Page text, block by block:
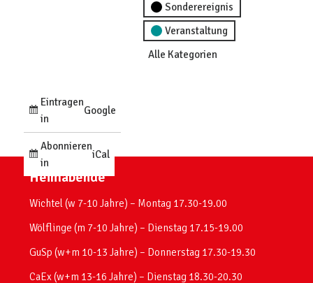
Sonderereignis
Veranstaltung
Alle Kategorien
Eintragen
in
Google
Abonnieren
in
iCal
Heimabende
Wichtel (w 7-10 Jahre) – Montag 17.30-19.00
Wölflinge (m 7-10 Jahre) – Dienstag 17.15-19.00
GuSp (w+m 10-13 Jahre) – Donnerstag 17.30-19.30
CaEx (w+m 13-16 Jahre) – Dienstag 18.30-20.30